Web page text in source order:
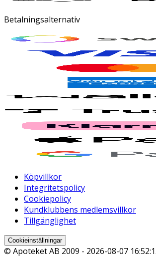
Betalningsalternativ
Köpvillkor
Integritetspolicy
Cookiepolicy
Kundklubbens medlemsvillkor
Tillgänglighet
Cookieinställningar
© Apoteket AB 2009 - 2026-08-07